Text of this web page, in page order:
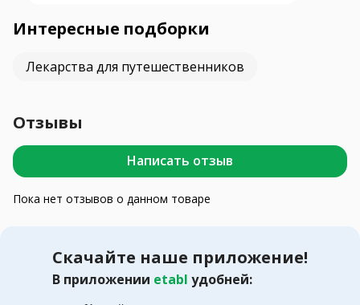
Интересные подборки
Лекарства для путешественников
Отзывы
Написать отзыв
Пока нет отзывов о данном товаре
Скачайте наше приложение!
В приложении etabl удобней: